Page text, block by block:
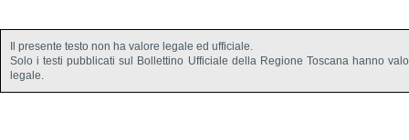
Il presente testo non ha valore legale ed ufficiale.
Solo i testi pubblicati sul Bollettino Ufficiale della Regione Toscana hanno
legale.